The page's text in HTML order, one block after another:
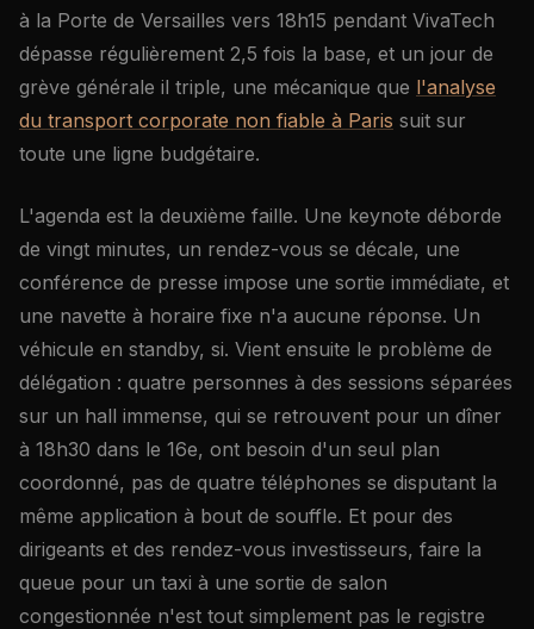
à la Porte de Versailles vers 18h15 pendant VivaTech
dépasse régulièrement 2,5 fois la base, et un jour de
grève générale il triple, une mécanique que l'analyse
du transport corporate non fiable à Paris suit sur
toute une ligne budgétaire.
L'agenda est la deuxième faille. Une keynote déborde
de vingt minutes, un rendez-vous se décale, une
conférence de presse impose une sortie immédiate, et
une navette à horaire fixe n'a aucune réponse. Un
véhicule en standby, si. Vient ensuite le problème de
délégation : quatre personnes à des sessions séparées
sur un hall immense, qui se retrouvent pour un dîner
à 18h30 dans le 16e, ont besoin d'un seul plan
coordonné, pas de quatre téléphones se disputant la
même application à bout de souffle. Et pour des
dirigeants et des rendez-vous investisseurs, faire la
queue pour un taxi à une sortie de salon
congestionnée n'est tout simplement pas le registre